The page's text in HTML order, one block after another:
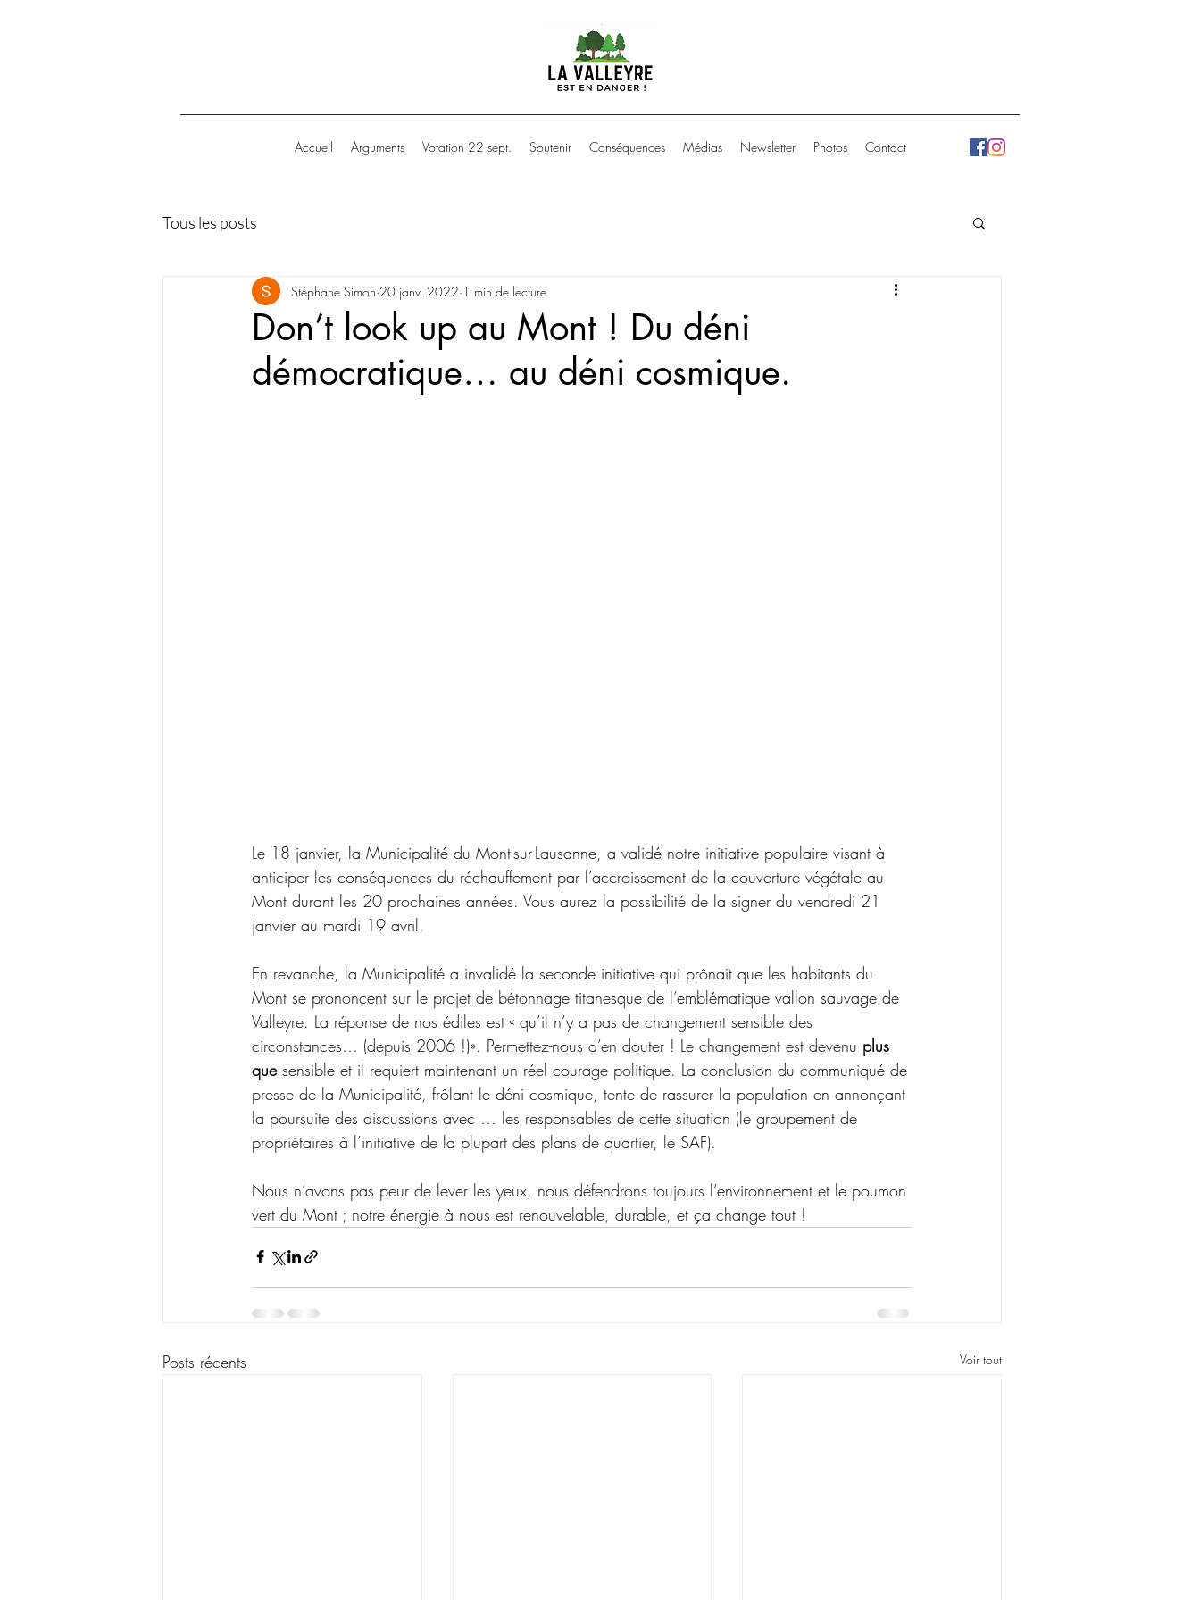
Accueil Arguments Votation 22 sept. Soutenir Conséquences Médias Newsletter Photos Contact
Tous les posts
Don’t look up au Mont ! Du déni
démocratique… au déni cosmique.
Stéphane Simon 20 janv. 2022 1 min de lecture
Le 18 janvier, la Municipalité du Mont-sur-Lausanne, a validé notre initiative populaire visant à
anticiper les conséquences du réchauffement par l’accroissement de la couverture végétale au
Mont durant les 20 prochaines années. Vous aurez la possibilité de la signer du vendredi 21
janvier au mardi 19 avril.
En revanche, la Municipalité a invalidé la seconde initiative qui prônait que les habitants du
Mont se prononcent sur le projet de bétonnage titanesque de l’emblématique vallon sauvage de
Valleyre. La réponse de nos édiles est « qu’il n’y a pas de changement sensible des
circonstances… (depuis 2006 !)». Permettez-nous d’en douter ! Le changement est devenu plus
que sensible et il requiert maintenant un réel courage politique. La conclusion du communiqué de
presse de la Municipalité, frôlant le déni cosmique, tente de rassurer la population en annonçant
la poursuite des discussions avec … les responsables de cette situation (le groupement de
propriétaires à l’initiative de la plupart des plans de quartier, le SAF).
Nous n’avons pas peur de lever les yeux, nous défendrons toujours l’environnement et le poumon
vert du Mont ; notre énergie à nous est renouvelable, durable, et ça change tout !
Posts récents Voir tout